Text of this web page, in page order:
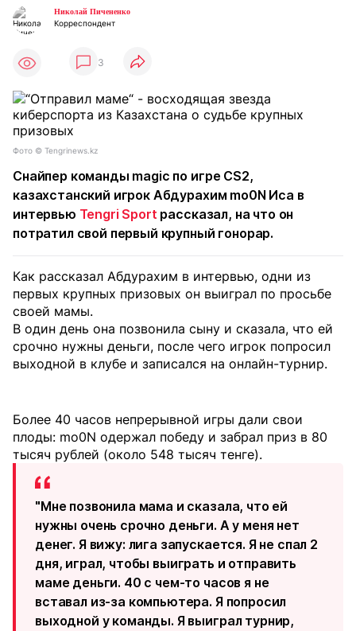
Николай Пичененко
Корреспондент
3
Фото © Tengrinews.kz
Снайпер команды magic по игре CS2,
казахстанский игрок Абдурахим mo0N Иса в
интервью Tengri Sport рассказал, на что он
потратил свой первый крупный гонорар.
Как рассказал Абдурахим в интервью, одни из
первых крупных призовых он выиграл по просьбе
своей мамы.
В один день она позвонила сыну и сказала, что ей
срочно нужны деньги, после чего игрок попросил
выходной в клубе и записался на онлайн-турнир.
Более 40 часов непрерывной игры дали свои
плоды: mo0N одержал победу и забрал приз в 80
тысяч рублей (около 548 тысяч тенге).
"Мне позвонила мама и сказала, что ей
нужны очень срочно деньги. А у меня нет
денег. Я вижу: лига запускается. Я не спал 2
дня, играл, чтобы выиграть и отправить
маме деньги. 40 с чем-то часов я не
вставал из-за компьютера. Я попросил
выходной у команды. Я выиграл турнир,